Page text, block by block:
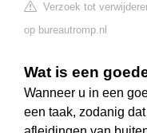
Verzoek tot
op bureautromp.nl
Wat is een
Wanneer u in een
een taak, zodanig